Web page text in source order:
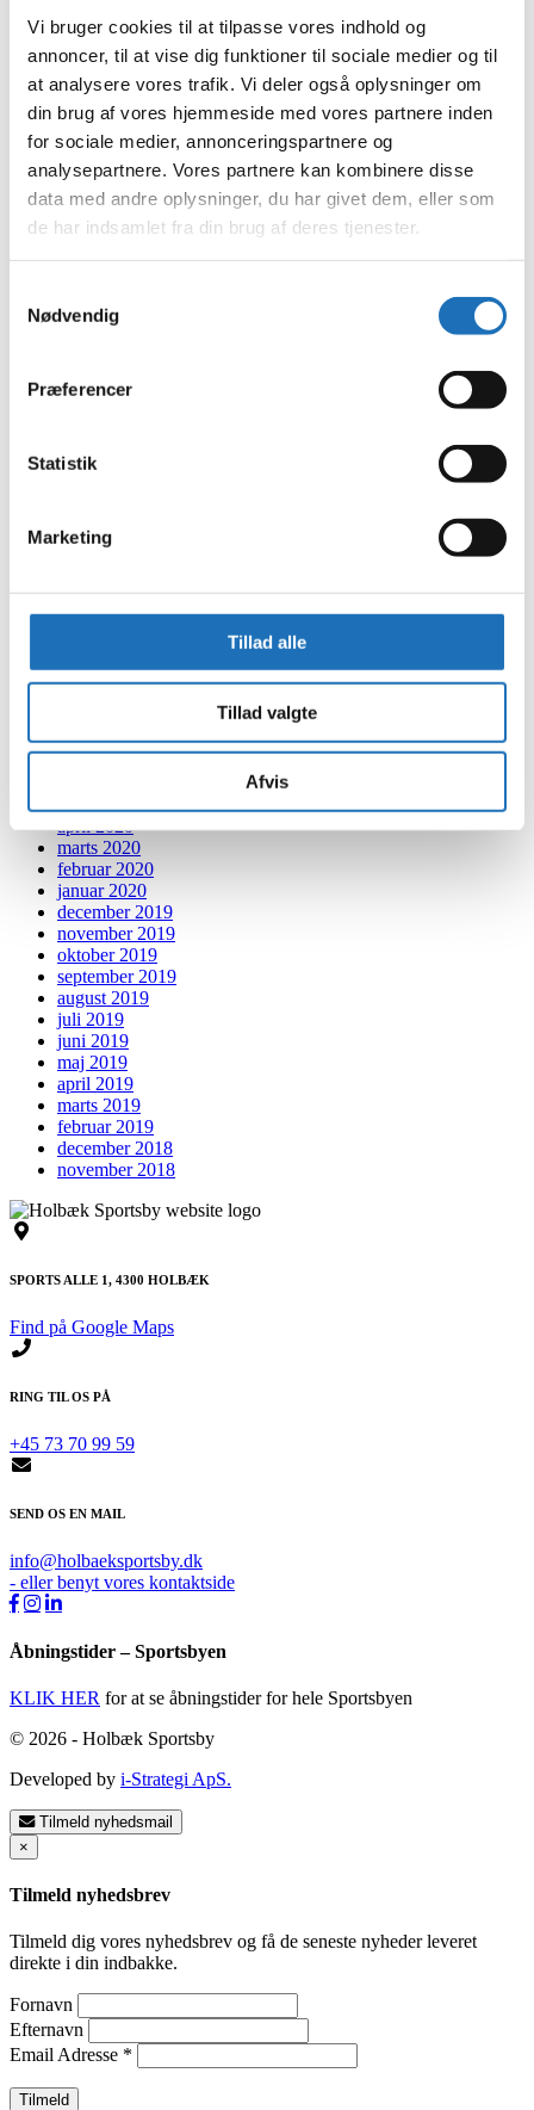
Vi bruger cookies til at tilpasse vores indhold og
annoncer, til at vise dig funktioner til sociale medier og til
at analysere vores trafik. Vi deler også oplysninger om
din brug af vores hjemmeside med vores partnere inden
for sociale medier, annonceringspartnere og
analysepartnere. Vores partnere kan kombinere disse
data med andre oplysninger, du har givet dem, eller som
de har indsamlet fra din brug af deres tjenester.
Nødvendig
Præferencer
Statistik
Marketing
Tillad alle
Tillad valgte
Afvis
juni 2023
maj 2023
april 2023
februar 2023
januar 2023
december 2022
november 2022
oktober 2022
september 2022
august 2022
april 2022
december 2021
september 2021
juni 2021
maj 2021
marts 2021
februar 2021
november 2020
august 2020
maj 2020
april 2020
marts 2020
februar 2020
januar 2020
december 2019
november 2019
oktober 2019
september 2019
august 2019
juli 2019
juni 2019
maj 2019
april 2019
marts 2019
februar 2019
december 2018
november 2018
SPORTS ALLE 1, 4300 HOLBÆK
Find på Google Maps
RING TIL OS PÅ
+45 73 70 99 59
SEND OS EN MAIL
info@holbaeksportsby.dk
- eller benyt vores kontaktside
Åbningstider – Sportsbyen
KLIK HER for at se åbningstider for hele Sportsbyen
© 2026 - Holbæk Sportsby
Developed by i-Strategi ApS.
Tilmeld nyhedsmail
×
Tilmeld nyhedsbrev
Tilmeld dig vores nyhedsbrev og få de seneste nyheder leveret
direkte i din indbakke.
Fornavn
Efternavn
Email Adresse *